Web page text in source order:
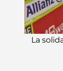
La